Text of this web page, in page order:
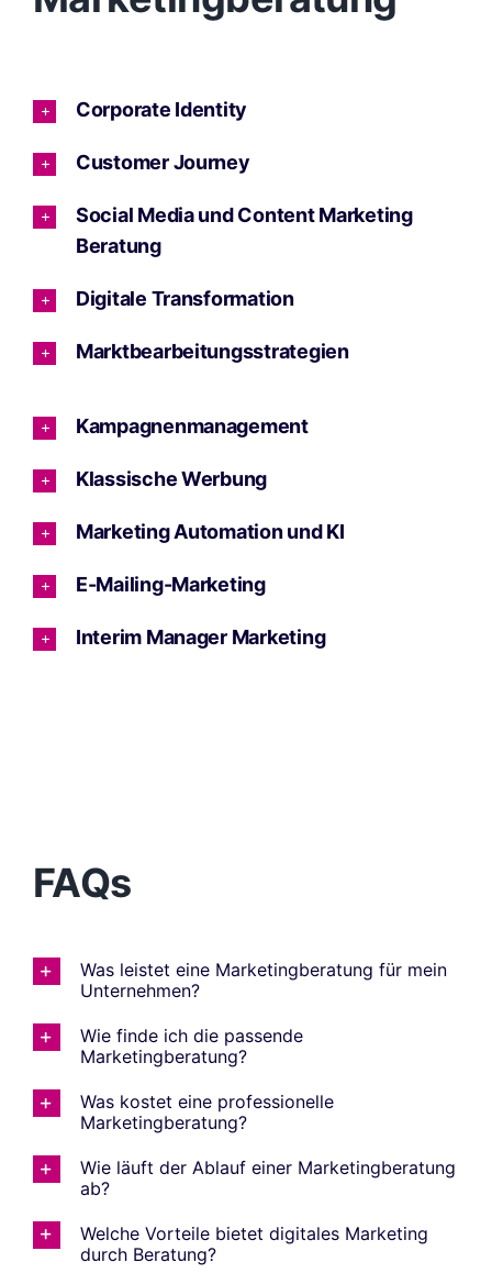
Corporate Identity
Customer Journey
Social Media und Content Marketing
Beratung
Digitale Transformation
Marktbearbeitungsstrategien
Kampagnenmanagement
Klassische Werbung
Marketing Automation und KI
E-Mailing-Marketing
Interim Manager Marketing
FAQs
Was leistet eine Marketingberatung für mein
Unternehmen?
Wie finde ich die passende
Marketingberatung?
Was kostet eine professionelle
Marketingberatung?
Wie läuft der Ablauf einer Marketingberatung
ab?
Welche Vorteile bietet digitales Marketing
durch Beratung?